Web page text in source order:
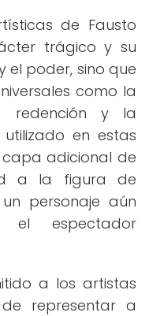
de Fausto
trágico y su
el poder, sino que
como la
redención y la
en estas
adicional de
a la figura de
personaje aún
el espectador
a los artistas
representar a